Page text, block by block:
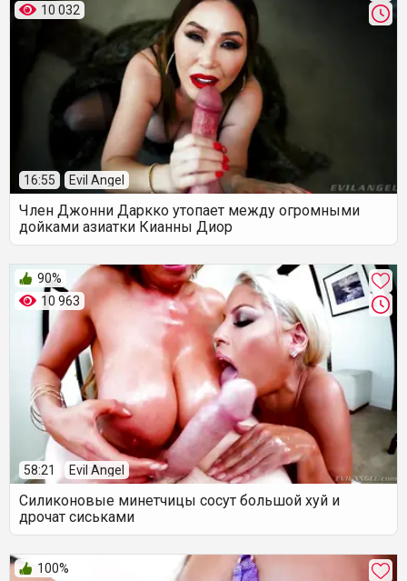
10 032
16:55 Evil Angel
Член Джонни Даркко утопает между огромными
дойками азиатки Кианны Диор
10 963
90%
58:21 Evil Angel
Силиконовые минетчицы сосут большой хуй и
дрочат сиськами
100%